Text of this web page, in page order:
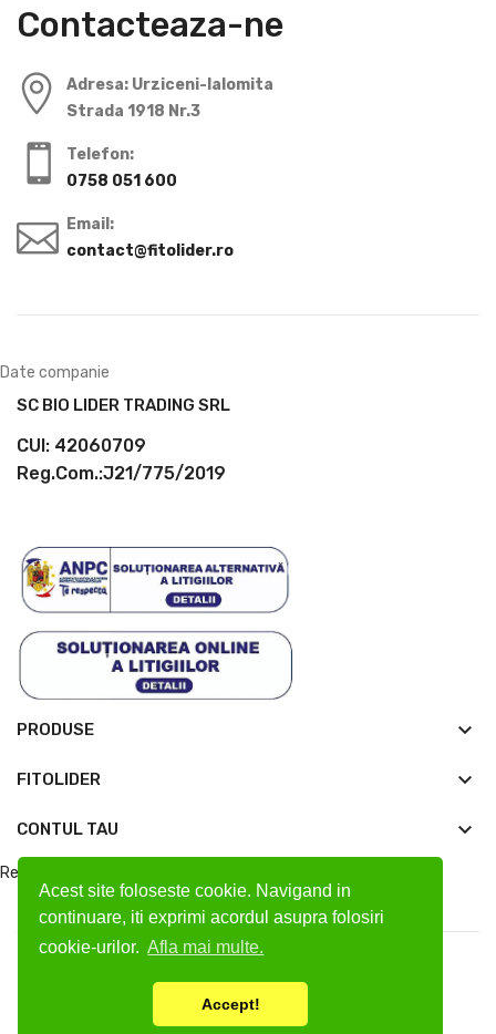
Acest site foloseste cookie. Navigand in
continuare, iti exprimi acordul asupra folosiri
cookie-urilor. Afla mai multe.
Accept!
Contacteaza-ne
Adresa: Urziceni-Ialomita
Strada 1918 Nr.3
Telefon:
0758 051 600
Email:
contact@fitolider.ro
Date companie
SC BIO LIDER TRADING SRL
CUI: 42060709
Reg.Com.:J21/775/2019
PRODUSE keyboard_arrow_down
FITOLIDER keyboard_arrow_down
CONTUL TAU 
Retrageți-vă din contract aici
Powered byLGA. All Rights Reserved
Plată securizată prin: